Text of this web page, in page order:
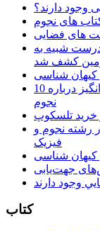
وجود دارند؟
های نجوم
های فضایی
درست شبیه به
کشف شد
کیهان شناسی
10 واقعیت عجیب و شگفت انگیز درباره
نجوم
تلسکوپ
رشته نجوم و
فیزیک
کیهان شناسی
جهت‌یابی
کتاب